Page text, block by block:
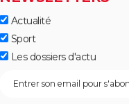
Actualité
Sport
Les dossiers d'actu